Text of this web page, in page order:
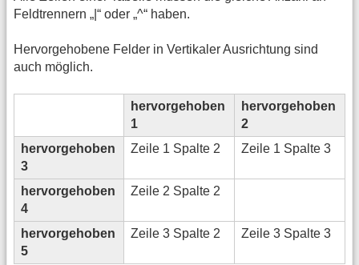
Feldtrennern „|“ oder „^“ haben.
Hervorgehobene Felder in Vertikaler Ausrichtung sind
auch möglich.
hervorgehoben
1
hervorgehoben
2
hervorgehoben
3
Zeile 1 Spalte 2 Zeile 1 Spalte 3
hervorgehoben
4
Zeile 2 Spalte 2
hervorgehoben
5
Zeile 3 Spalte 2 Zeile 3 Spalte 3